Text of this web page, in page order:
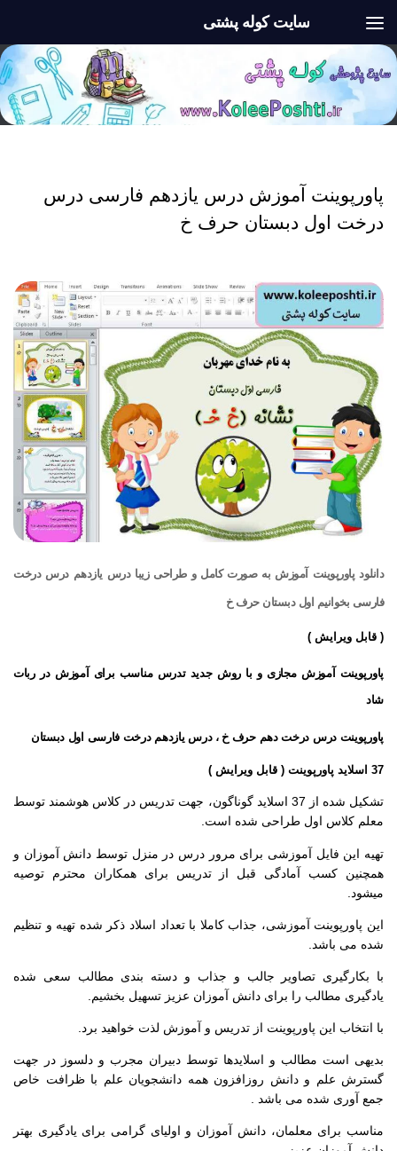
سایت کوله پشتی
پاورپوینت آموزش درس یازدهم فارسی درس
درخت اول دبستان حرف خ
دانلود پاورپوینت آموزش به صورت کامل و طراحی زیبا درس یازدهم درس درخت
فارسی بخوانیم اول دبستان حرف خ
( قابل ویرایش )
پاورپوینت آموزش مجازی و با روش جدید تدرس مناسب برای آموزش در ربات
شاد
پاورپوینت درس درخت دهم حرف خ ، درس یازدهم درخت فارسی اول دبستان
37 اسلاید پاورپوینت ( قابل ویرایش )
تشکیل شده از 37 اسلاید گوناگون، جهت تدریس در کلاس هوشمند توسط
معلم کلاس اول طراحی شده است.
تهیه این فایل آموزشی برای مرور درس در منزل توسط دانش آموزان و
همچنین کسب آمادگی قبل از تدریس برای همکاران محترم توصیه
میشود.
این پاورپوینت آموزشی، جذاب کاملا با تعداد اسلاد ذکر شده تهیه و تنظیم
شده می باشد.
با بکارگیری تصاویر جالب و جذاب و دسته بندی مطالب سعی شده
یادگیری مطالب را برای دانش آموزان عزیز تسهیل بخشیم.
با انتخاب این پاورپوینت از تدریس و آموزش لذت خواهید برد.
بدیهی است مطالب و اسلایدها توسط دبیران مجرب و دلسوز در جهت
گسترش علم و دانش روزافزون همه دانشجویان علم با ظرافت خاص
جمع آوری شده می باشد .
مناسب برای معلمان، دانش آموزان و اولیای گرامی برای یادگیری بهتر